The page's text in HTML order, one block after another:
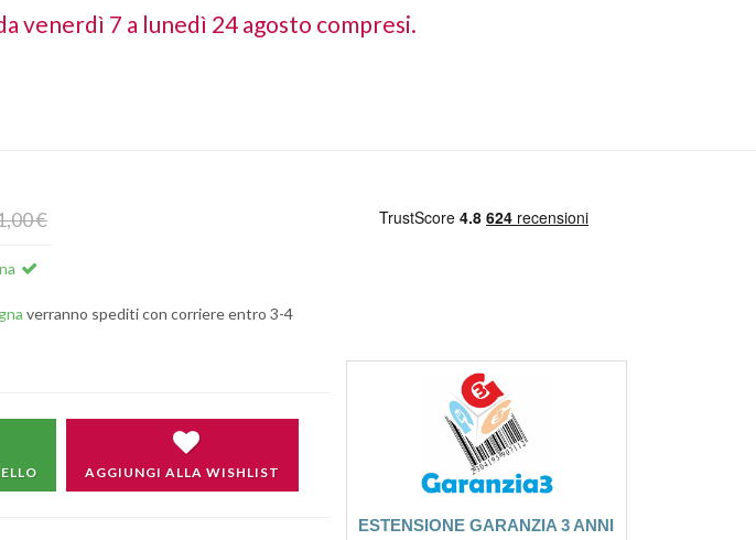
venerdì 7 a lunedì 24 agosto compresi.
€
verranno spediti con corriere entro 3-4
AGGIUNGI ALLA WISHLIST
ESTENSIONE GARANZIA 3 ANNI